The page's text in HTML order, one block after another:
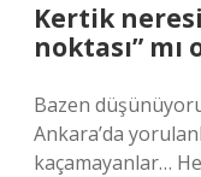
Kertik
noktası” mı
Bazen
Ankara’da
kaçamayanlar…